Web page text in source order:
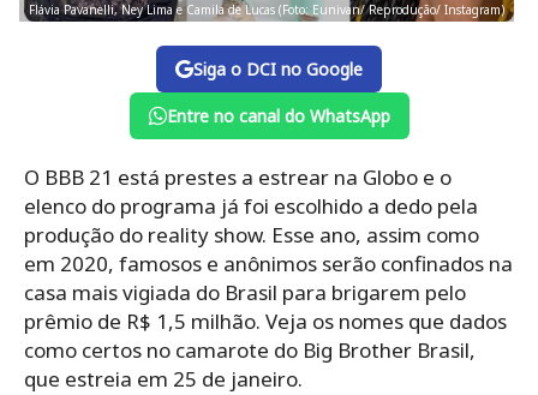
Flávia Pavanelli, Ney Lima e Camila de Lucas (Foto: Eunivan/ Reprodução/ Instagram)
Siga o DCI no Google
Entre no canal do WhatsApp
O BBB 21 está prestes a estrear na Globo e o
elenco do programa já foi escolhido a dedo pela
produção do reality show. Esse ano, assim como
em 2020, famosos e anônimos serão confinados na
casa mais vigiada do Brasil para brigarem pelo
prêmio de R$ 1,5 milhão. Veja os nomes que dados
como certos no camarote do Big Brother Brasil,
que estreia em 25 de janeiro.